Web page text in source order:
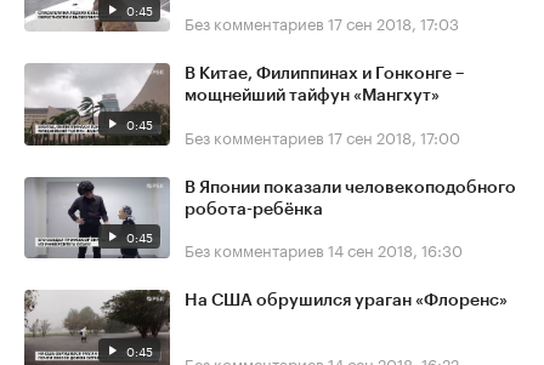
0:45 Без комментариев 17 сен 2018, 17:03
0:45
В Китае, Филиппинах и Гонконге –
мощнейший тайфун «Мангхут»
Без комментариев 17 сен 2018, 17:00
0:45
В Японии показали человекоподобного
робота-ребёнка
Без комментариев 14 сен 2018, 16:30
0:45
На США обрушился ураган «Флоренс»